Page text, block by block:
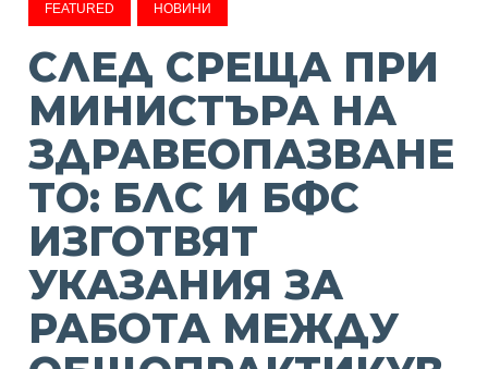
FEATURED НОВИНИ
СЛЕД СРЕЩА ПРИ
МИНИСТЪРА НА
ЗДРАВЕОПАЗВАНЕ
ТО: БЛС И БФС
ИЗГОТВЯТ
УКАЗАНИЯ ЗА
РАБОТА МЕЖДУ